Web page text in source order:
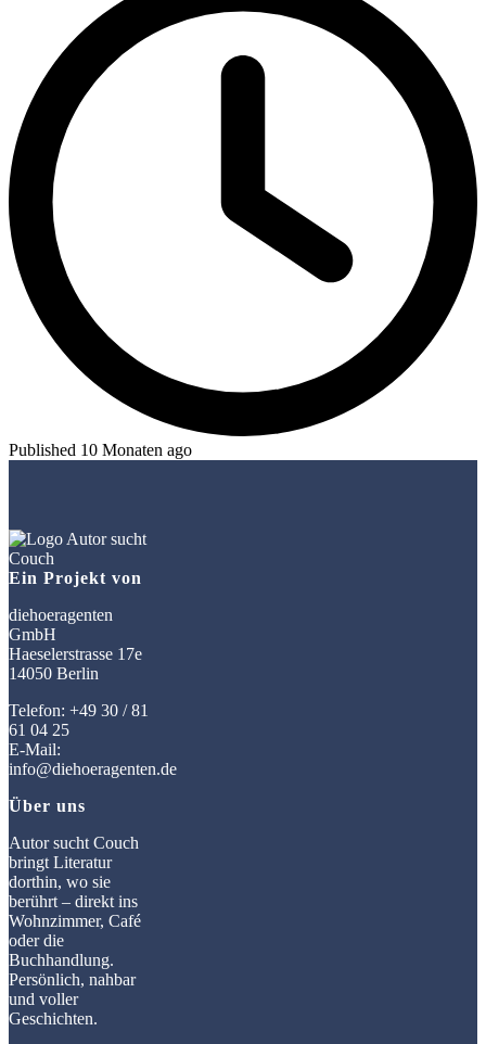
Published 10 Monaten ago
Ein Projekt von
diehoeragenten
GmbH
Haeselerstrasse 17e
14050 Berlin
Telefon: +49 30 / 81
61 04 25
E-Mail:
info@diehoeragenten.de
Über uns
Autor sucht Couch
bringt Literatur
dorthin, wo sie
berührt – direkt ins
Wohnzimmer, Café
oder die
Buchhandlung.
Persönlich, nahbar
und voller
Geschichten.